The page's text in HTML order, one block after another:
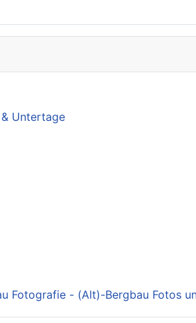
Untertage
Fotografie - (Alt)-Bergbau Fotos